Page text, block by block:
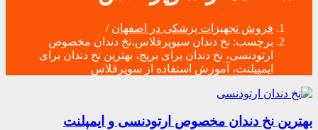
فروش تجهیزات پزشکی در اصفهان /
برچسب: نخ دندان سیوپرفلاس،نخ دندان مخصوص
ارتودنسی، نخ دندان برای بریج، بهترین نخ دندان برای
ایمپیلنت، آموزش استفاده از سوپرفلاس
بهترین نخ دندان مخصوص ارتودنسی و ایمپلنت